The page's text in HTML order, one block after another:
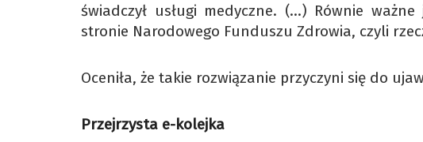
świadczył usługi medyczne. (…) Równie
stronie Narodowego Funduszu Zdrowia, czyli
Oceniła, że takie rozwiązanie przyczyni się do
Przejrzysta e-kolejka